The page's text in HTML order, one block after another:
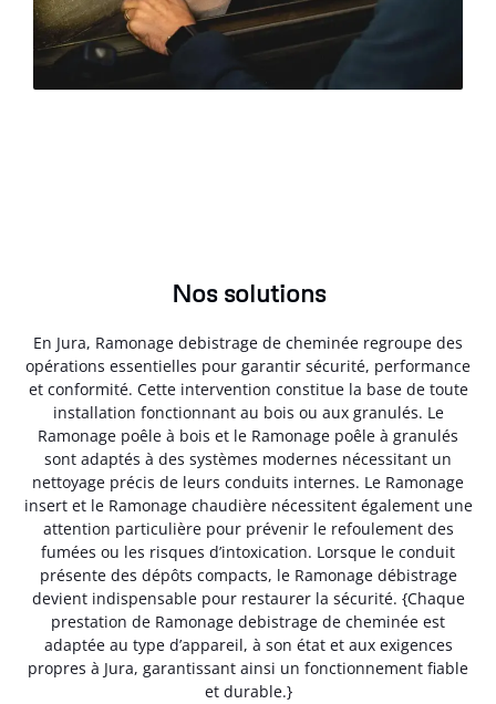
Nos solutions
En Jura, Ramonage debistrage de cheminée regroupe des
opérations essentielles pour garantir sécurité, performance
et conformité. Cette intervention constitue la base de toute
installation fonctionnant au bois ou aux granulés. Le
Ramonage poêle à bois et le Ramonage poêle à granulés
sont adaptés à des systèmes modernes nécessitant un
nettoyage précis de leurs conduits internes. Le Ramonage
insert et le Ramonage chaudière nécessitent également une
attention particulière pour prévenir le refoulement des
fumées ou les risques d’intoxication. Lorsque le conduit
présente des dépôts compacts, le Ramonage débistrage
devient indispensable pour restaurer la sécurité. {Chaque
prestation de Ramonage debistrage de cheminée est
adaptée au type d’appareil, à son état et aux exigences
propres à Jura, garantissant ainsi un fonctionnement fiable
et durable.}